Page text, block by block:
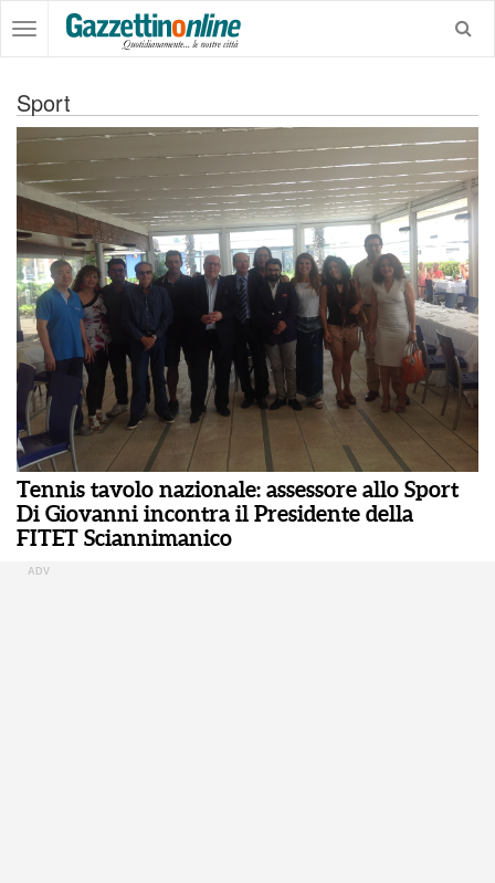
Sport
Tennis tavolo nazionale: assessore allo Sport
Di Giovanni incontra il Presidente della
FITET Sciannimanico